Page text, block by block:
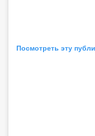
Посмотреть эту